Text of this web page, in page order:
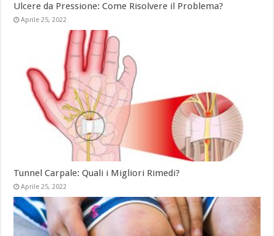
Ulcere da Pressione: Come Risolvere il Problema?
Aprile 25, 2022
Tunnel Carpale: Quali i Migliori Rimedi?
Aprile 25, 2022